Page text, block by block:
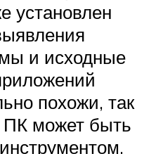
установлен
и исходные
похожи, так
ПК может быть